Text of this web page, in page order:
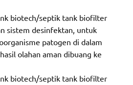
biotech/septik tank biofilter
sistem desinfektan, untuk
patogen di dalam
olahan aman dibuang ke
biotech/septik tank biofilter